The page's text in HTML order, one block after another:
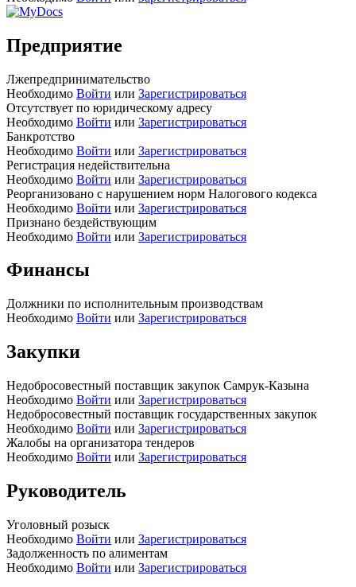
Предприятие
Лжепредпринимательство
Необходимо Войти или Зарегистрироваться
Отсутствует по юридическому адресу
Необходимо Войти или Зарегистрироваться
Банкротство
Необходимо Войти или Зарегистрироваться
Регистрация недействительна
Необходимо Войти или Зарегистрироваться
Реорганизовано с нарушением норм Налогового кодекса
Необходимо Войти или Зарегистрироваться
Признано бездействующим
Необходимо Войти или Зарегистрироваться
Финансы
Должники по исполнительным производствам
Необходимо Войти или Зарегистрироваться
Закупки
Недобросовестный поставщик закупок Самрук-Казына
Необходимо Войти или Зарегистрироваться
Недобросовестный поставщик государственных закупок
Необходимо Войти или Зарегистрироваться
Жалобы на организатора тендеров
Необходимо Войти или Зарегистрироваться
Руководитель
Уголовный розыск
Необходимо Войти или Зарегистрироваться
Задолженность по алиментам
Необходимо Войти или Зарегистрироваться